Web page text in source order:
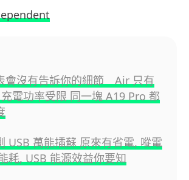
會沒有告訴你的細節 Air 只有
電功率受限 同一塊 A19 Pro 都
USB 萬能插蘇 原來有省電, 㗰電
耗, USB 能源效益你要知